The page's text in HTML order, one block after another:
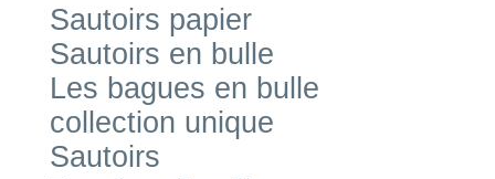
Sautoirs papier
Sautoirs en bulle
Les bagues en bulle
collection unique
Sautoirs